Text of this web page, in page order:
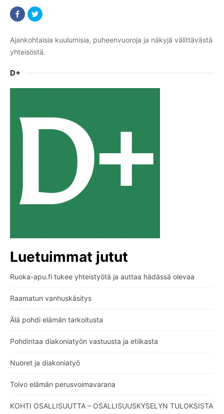
Ajankohtaisia kuulumisia, puheenvuoroja ja näkyjä välittävästä
yhteisöstä.
D+
Luetuimmat jutut
Ruoka-apu.fi tukee yhteistyötä ja auttaa hädässä olevaa
Raamatun vanhuskäsitys
Älä pohdi elämän tarkoitusta
Pohdintaa diakoniatyön vastuusta ja etiikasta
Nuoret ja diakoniatyö
Toivo elämän perusvoimavarana
KOHTI OSALLISUUTTA – OSALLISUUSKYSELYN TULOKSISTA